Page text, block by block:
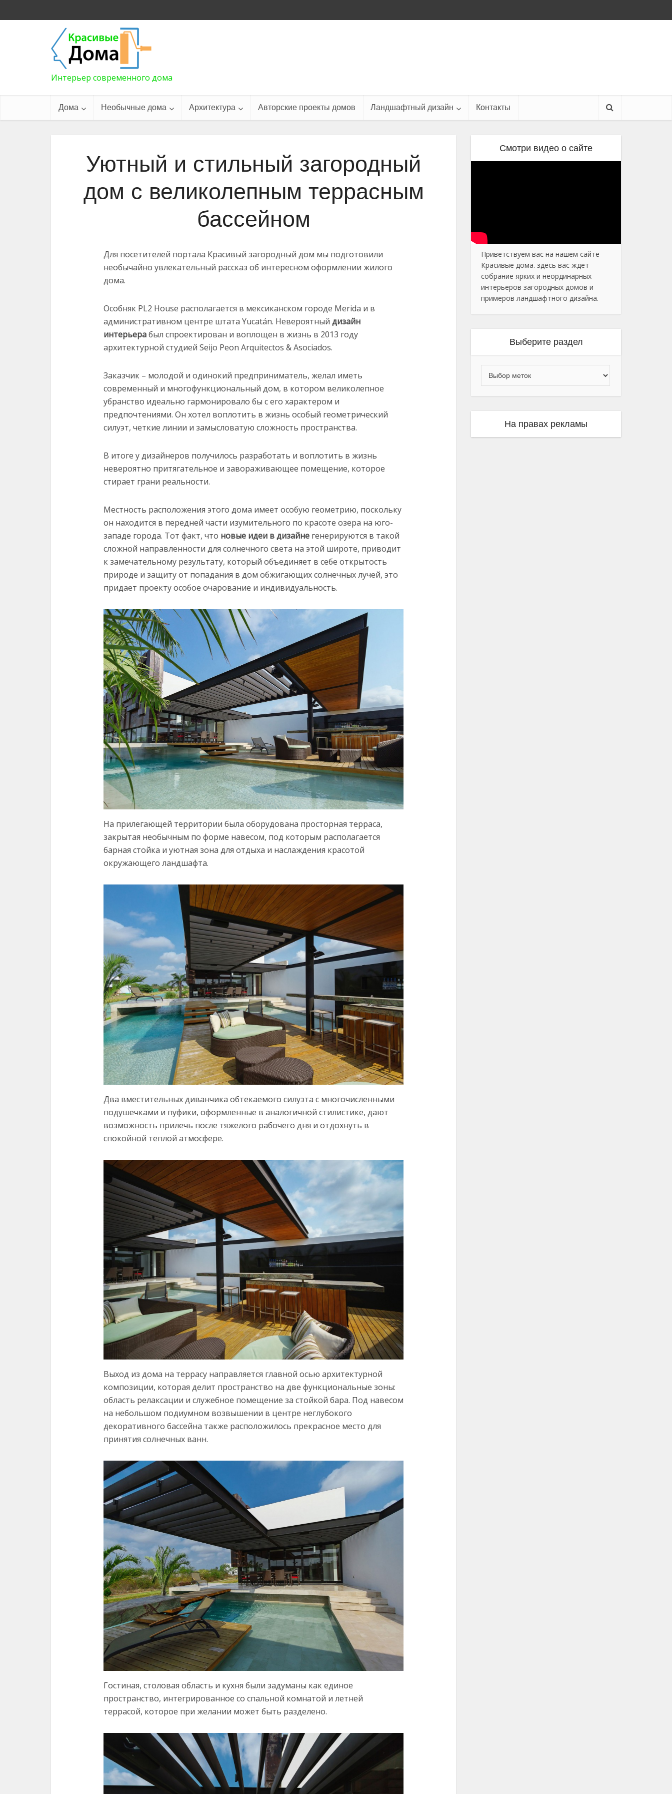
Интерьер современного дома
Дома Необычные дома Архитектура Авторские проекты домов Ландшафтный дизайн Контакты
Уютный и стильный загородный
дом с великолепным террасным
бассейном
Для посетителей портала Красивый загородный дом мы подготовили
необычайно увлекательный рассказ об интересном оформлении жилого
дома.
Особняк PL2 House располагается в мексиканском городе Merida и в
административном центре штата Yucatán. Невероятный дизайн
интерьерабыл спроектирован и воплощен в жизнь в 2013 году
архитектурной студией Seijo Peon Arquitectos & Asociados.
Заказчик – молодой и одинокий предприниматель, желал иметь
современный и многофункциональный дом, в котором великолепное
убранство идеально гармонировало бы с его характером и
предпочтениями. Он хотел воплотить в жизнь особый геометрический
силуэт, четкие линии и замысловатую сложность пространства.
В итоге у дизайнеров получилось разработать и воплотить в жизнь
невероятно притягательное и завораживающее помещение, которое
стирает грани реальности.
Местность расположения этого дома имеет особую геометрию, поскольку
он находится в передней части изумительного по красоте озера на юго-
западе города. Тот факт, что новые идеи в дизайне генерируются в такой
сложной направленности для солнечного света на этой широте, приводит
к замечательному результату, который объединяет в себе открытость
природе и защиту от попадания в дом обжигающих солнечных лучей, это
придает проекту особое очарование и индивидуальность.
На прилегающей территории была оборудована просторная терраса,
закрытая необычным по форме навесом, под которым располагается
барная стойка и уютная зона для отдыха и наслаждения красотой
окружающего ландшафта.
Два вместительных диванчика обтекаемого силуэта с многочисленными
подушечками и пуфики, оформленные в аналогичной стилистике, дают
возможность прилечь после тяжелого рабочего дня и отдохнуть в
спокойной теплой атмосфере.
Выход из дома на террасу направляется главной осью архитектурной
композиции, которая делит пространство на две функциональные зоны:
область релаксации и служебное помещение за стойкой бара. Под навесом
на небольшом подиумном возвышении в центре неглубокого
декоративного бассейна также расположилось прекрасное место для
принятия солнечных ванн.
Гостиная, столовая область и кухня были задуманы как единое
пространство, интегрированное со спальной комнатой и летней
террасой, которое при желании может быть разделено.
Смотри видео о сайте
Приветствуем вас на нашем сайте
Красивые дома. здесь вас ждет
собрание ярких и неординарных
интерьеров загородных домов и
примеров ландшафтного дизайна.
Выберите раздел
На правах рекламы